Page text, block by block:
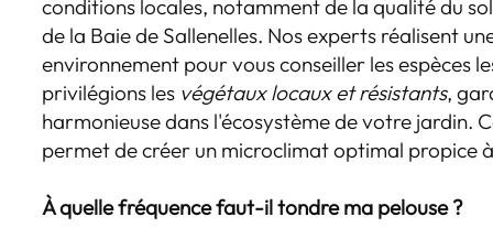
conditions locales, notamment de la qualité du
de la Baie de Sallenelles. Nos experts réalisent
environnement pour vous conseiller les espèces
privilégions les végétaux locaux et résistants,
harmonieuse dans l'écosystème de votre jardin.
permet de créer un microclimat optimal propice
À quelle fréquence faut-il tondre ma pelouse ?